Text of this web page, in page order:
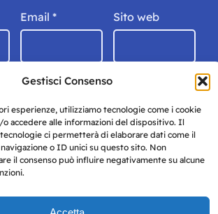
Gestisci Consenso
esperienze, utilizziamo tecnologie come i cookie
accedere alle informazioni del dispositivo. Il
ci permetterà di elaborare dati come il
o ID unici su questo sito. Non
il consenso può influire negativamente su alcune
Email * Sito web
testata registrata presso il tribunale di